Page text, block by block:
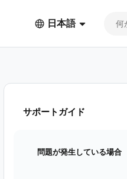
日本語
サポートガイド
問題が発生している場合